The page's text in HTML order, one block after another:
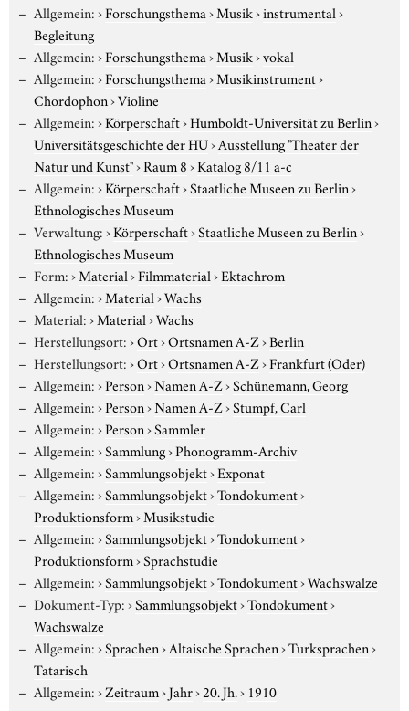
Allgemein:›Forschungsthema›Musik›instrumental›
Begleitung
Allgemein:›Forschungsthema›Musik›vokal
Allgemein:›Forschungsthema›Musikinstrument›
Chordophon›Violine
Allgemein:›Körperschaft›Humboldt-Universität zu Berlin›
Universitätsgeschichte der HU›Ausstellung "Theater der
Natur und Kunst"›Raum 8›Katalog 8/11 a-c
Allgemein:›Körperschaft›Staatliche Museen zu Berlin›
Ethnologisches Museum
Verwaltung:›Körperschaft›Staatliche Museen zu Berlin›
Ethnologisches Museum
Form:›Material›Filmmaterial›Ektachrom
Allgemein:›Material›Wachs
Material:›Material›Wachs
Herstellungsort:›Ort›Ortsnamen A-Z›Berlin
Herstellungsort:›Ort›Ortsnamen A-Z›Frankfurt (Oder)
Allgemein:›Person›Namen A-Z›Schünemann, Georg
Allgemein:›Person›Namen A-Z›Stumpf, Carl
Allgemein:›Person›Sammler
Allgemein:›Sammlung›Phonogramm-Archiv
Allgemein:›Sammlungsobjekt›Exponat
Allgemein:›Sammlungsobjekt›Tondokument›
Produktionsform›Musikstudie
Allgemein:›Sammlungsobjekt›Tondokument›
Produktionsform›Sprachstudie
Allgemein:›Sammlungsobjekt›Tondokument›Wachswalze
Dokument-Typ:›Sammlungsobjekt›Tondokument›
Wachswalze
Allgemein:›Sprachen›Altaische Sprachen›Turksprachen›
Tatarisch
Allgemein:›Zeitraum›Jahr›20. Jh.› 1910